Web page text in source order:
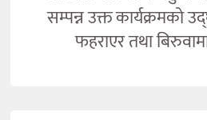
सम्पन्न उक्त कार्यक्रमको
फहराएर तथा